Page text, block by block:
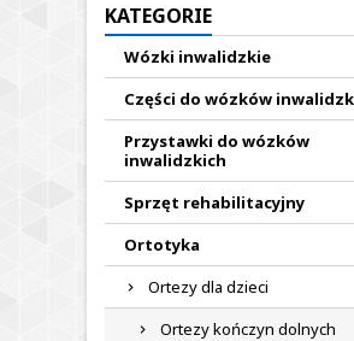
KATEGORIE
Wózki inwalidzkie
Części do wózków
Przystawki do wózków
inwalidzkich
Sprzęt rehabilitacyjny
Ortotyka
Ortezy dla dzieci
Ortezy kończyn dolnych